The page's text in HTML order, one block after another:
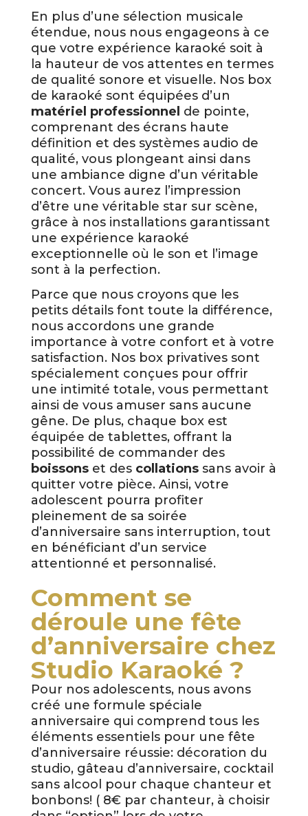
En plus d’une sélection musicale
étendue, nous nous engageons à ce
que votre expérience karaoké soit à
la hauteur de vos attentes en termes
de qualité sonore et visuelle. Nos box
de karaoké sont équipées d’un
matériel professionnel de pointe,
comprenant des écrans haute
définition et des systèmes audio de
qualité, vous plongeant ainsi dans
une ambiance digne d’un véritable
concert. Vous aurez l’impression
d’être une véritable star sur scène,
grâce à nos installations garantissant
une expérience karaoké
exceptionnelle où le son et l’image
sont à la perfection.
Parce que nous croyons que les
petits détails font toute la différence,
nous accordons une grande
importance à votre confort et à votre
satisfaction. Nos box privatives sont
spécialement conçues pour offrir
une intimité totale, vous permettant
ainsi de vous amuser sans aucune
gêne. De plus, chaque box est
équipée de tablettes, offrant la
possibilité de commander des
boissonset des collationssans avoir à
quitter votre pièce. Ainsi, votre
adolescent pourra profiter
pleinement de sa soirée
d’anniversaire sans interruption, tout
en bénéficiant d’un service
attentionné et personnalisé.
Comment se
déroule une fête
d’anniversaire chez
Studio Karaoké ?
Pour nos adolescents, nous avons
créé une formule spéciale
anniversaire qui comprend tous les
éléments essentiels pour une fête
d’anniversaire réussie: décoration du
studio, gâteau d’anniversaire, cocktail
sans alcool pour chaque chanteur et
bonbons! ( 8€ par chanteur, à choisir